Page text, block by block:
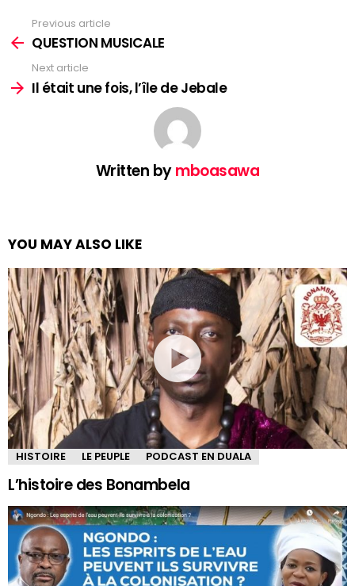
more
Previous article
QUESTION MUSICALE
Next article
Il était une fois, l’île de Jebale
Written bymboasawa
YOU MAY ALSO LIKE
HISTOIRE LE PEUPLE PODCAST EN DUALA
L’histoire des Bonambela